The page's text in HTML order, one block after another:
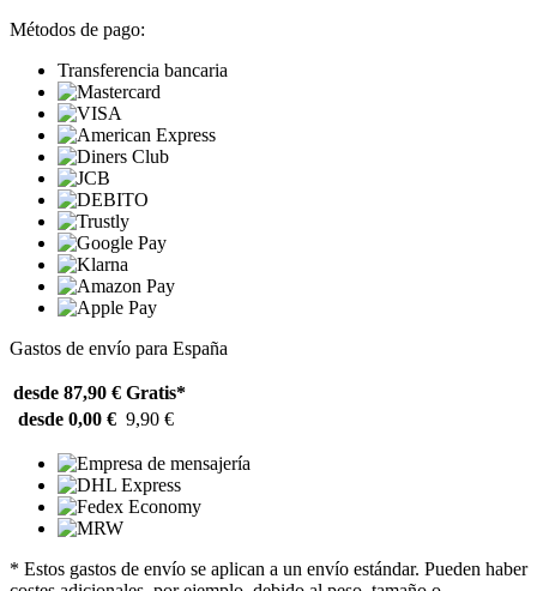
Métodos de pago:
Transferencia bancaria
Gastos de envío para España
desde 87,90 € Gratis*
desde 0,00 € 9,90 €
* Estos gastos de envío se aplican a un envío estándar. Pueden haber